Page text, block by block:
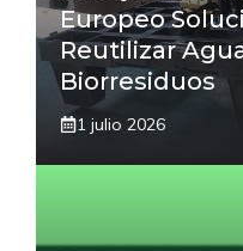
Europeo
Reutilizar
Biorresiduos
1 julio 2026